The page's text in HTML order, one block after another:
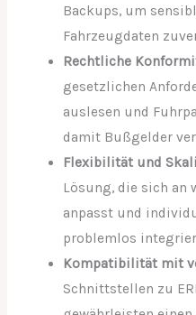
Backups, um
Fahrzeugdaten
Rechtliche
gesetzlichen
auslesen und
damit Bußgelder
Flexibilität und
Lösung, die sich an
anpasst und
problemlos
Kompatibilität mit
Schnittstellen zu